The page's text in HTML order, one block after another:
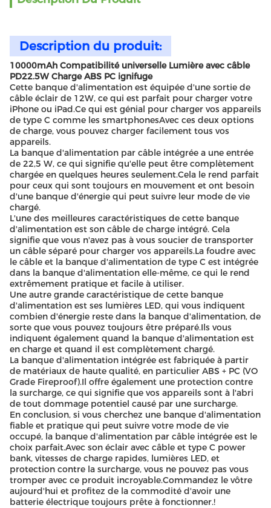
Description du produit:
10000mAh Compatibilité universelle Lumière avec câble
PD22.5W Charge ABS PC ignifuge
Cette banque d'alimentation est équipée d'une sortie de
câble éclair de 12W, ce qui est parfait pour charger votre
iPhone ou iPad.Ce qui est génial pour charger vos appareils
de type C comme les smartphonesAvec ces deux options
de charge, vous pouvez charger facilement tous vos
appareils.
La banque d'alimentation par câble intégrée a une entrée
de 22,5 W, ce qui signifie qu'elle peut être complètement
chargée en quelques heures seulement.Cela le rend parfait
pour ceux qui sont toujours en mouvement et ont besoin
d'une banque d'énergie qui peut suivre leur mode de vie
chargé.
L'une des meilleures caractéristiques de cette banque
d'alimentation est son câble de charge intégré. Cela
signifie que vous n'avez pas à vous soucier de transporter
un câble séparé pour charger vos appareils.La foudre avec
le câble et la banque d'alimentation de type C est intégrée
dans la banque d'alimentation elle-même, ce qui le rend
extrêmement pratique et facile à utiliser.
Une autre grande caractéristique de cette banque
d'alimentation est ses lumières LED, qui vous indiquent
combien d'énergie reste dans la banque d'alimentation, de
sorte que vous pouvez toujours être préparé.Ils vous
indiquent également quand la banque d'alimentation est
en charge et quand il est complètement chargé.
La banque d'alimentation intégrée est fabriquée à partir
de matériaux de haute qualité, en particulier ABS + PC (VO
Grade Fireproof).Il offre également une protection contre
la surcharge, ce qui signifie que vos appareils sont à l'abri
de tout dommage potentiel causé par une surcharge.
En conclusion, si vous cherchez une banque d'alimentation
fiable et pratique qui peut suivre votre mode de vie
occupé, la banque d'alimentation par câble intégrée est le
choix parfait.Avec son éclair avec câble et type C power
bank, vitesses de charge rapides, lumières LED, et
protection contre la surcharge, vous ne pouvez pas vous
tromper avec ce produit incroyable.Commandez le vôtre
aujourd'hui et profitez de la commodité d'avoir une
batterie électrique toujours prête à fonctionner.!